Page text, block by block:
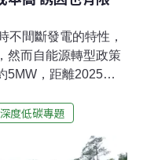
不間斷發電的特性，
然而自能源轉型政策
5MW，距離2025年
，上篇檢視了台灣複
減的發電量、管線結
深度低碳專題